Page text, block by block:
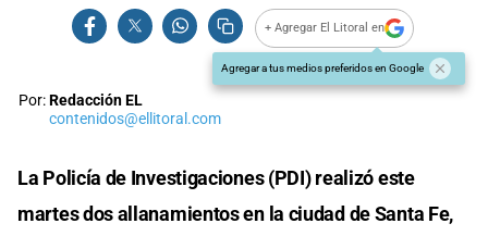
+ Agregar El Litoral en
Agregar a tus medios preferidos en Google
Por:Redacción EL
contenidos@ellitoral.com
La Policía de Investigaciones (PDI) realizó este
martes dos allanamientos en la ciudad de Santa Fe,